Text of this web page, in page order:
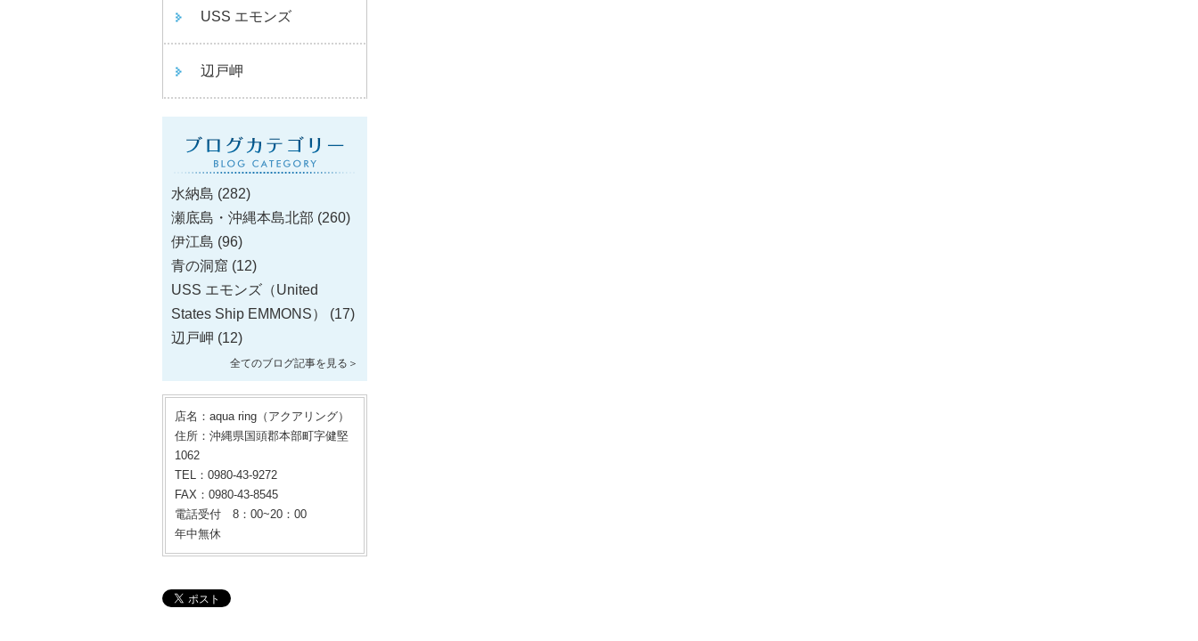
USS エモンズ
辺戸岬
水納島 (282)
瀬底島・沖縄本島北部 (260)
伊江島 (96)
青の洞窟 (12)
USS エモンズ（United
States Ship EMMONS）
(17)
辺戸岬 (12)
全てのブログ記事を見る＞
店名：aqua ring（アクアリング）
住所：沖縄県国頭郡本部町字健堅
1062
TEL：0980-43-9272
FAX：0980-43-8545
電話受付 8：00~20：00
年中無休